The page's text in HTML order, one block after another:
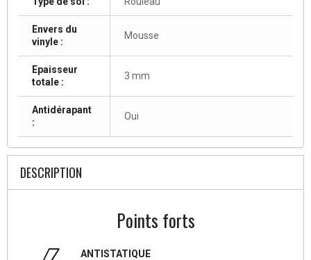
Envers du
vinyle :
Mousse
Epaisseur
totale :
3 mm
Antidérapant
:
Oui
DESCRIPTION
Points forts
ANTISTATIQUE